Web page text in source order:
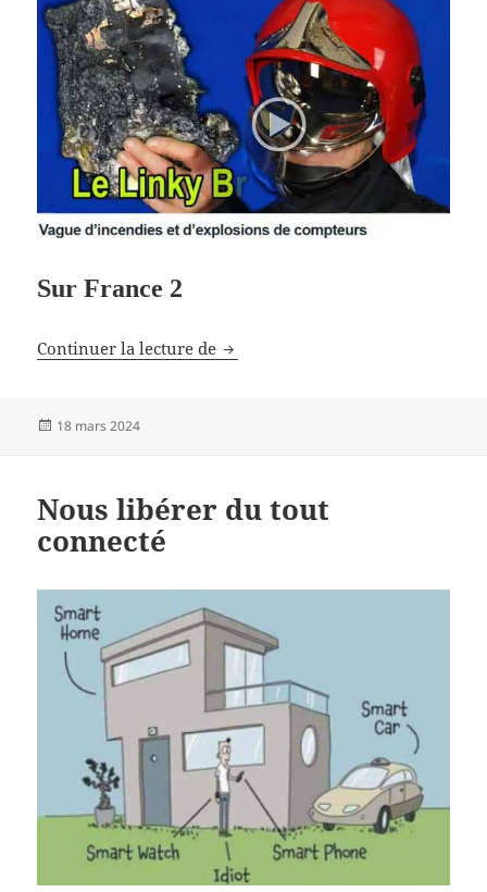
Sur France 2
Continuer la lecture de L’injuste prix
Publié
18 mars 2024
Nous libérer du tout
connecté